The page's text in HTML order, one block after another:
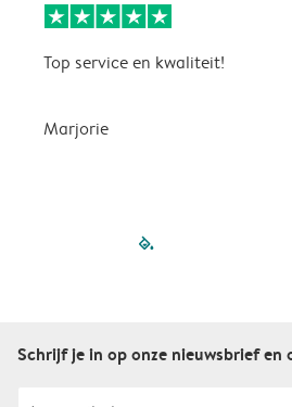
Top service en kwaliteit!
Marjorie
filled-
Schrijf je in op onze nieuwsbrief